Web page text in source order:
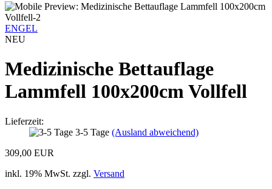
ENGEL
NEU
Medizinische Bettauflage
Lammfell 100x200cm Vollfell
Lieferzeit:
3-5 Tage (Ausland abweichend)
309,00 EUR
inkl. 19% MwSt. zzgl. Versand